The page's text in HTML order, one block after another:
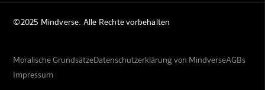
©2025 Mindverse. Alle Rechte vorbehalten
Moralische GrundsätzeDatenschutzerklärung von MindverseAGBs
Impressum